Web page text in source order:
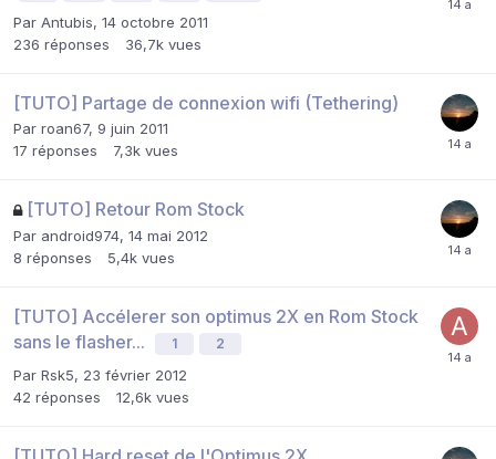
Par Antubis, 14 octobre 2011
236 réponses 36,7k vues
[TUTO] Partage de connexion wifi (Tethering)
Par roan67, 9 juin 2011
17 réponses 7,3k vues
[TUTO] Retour Rom Stock
Par android974, 14 mai 2012
8 réponses 5,4k vues
[TUTO] Accélerer son optimus 2X en Rom Stock
sans le flasher...
1 2
Par Rsk5, 23 février 2012
42 réponses 12,6k vues